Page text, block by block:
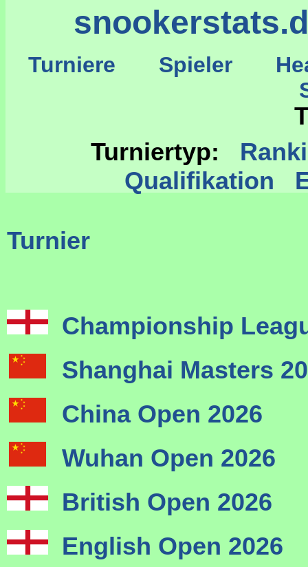
Turniere Spieler
Turniertyp:
Qualifikation
Turnier
Championship
Shanghai Masters
China Open 2026
Wuhan Open 2026
British Open 2026
English Open 2026